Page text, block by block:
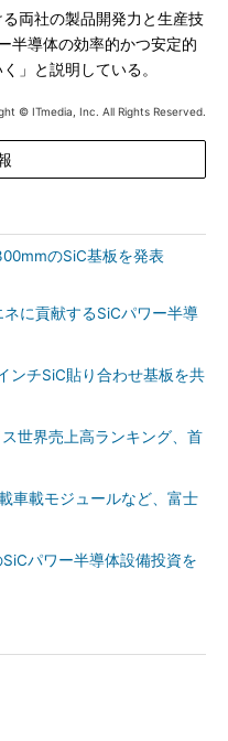
両社の製品開発力と生産技
半導体の効率的かつ安定的
」と説明している。
© ITmedia, Inc. All Rights Reserved.
のSiC基板を発表
に貢献するSiCパワー半導
ンチSiC貼り合わせ基板を共
世界売上高ランキング、首
車載モジュールなど、富士
パワー半導体設備投資を